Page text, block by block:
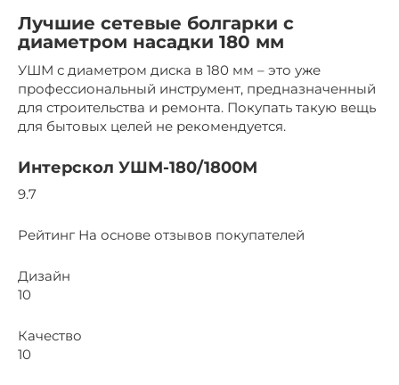
Лучшие сетевые болгарки с
диаметром насадки 180 мм
УШМ с диаметром диска в 180 мм – это уже
профессиональный инструмент, предназначенный
для строительства и ремонта. Покупать такую вещь
для бытовых целей не рекомендуется.
Интерскол УШМ-180/1800М
9.7
Рейтинг На основе отзывов покупателей
Дизайн
10
Качество
10